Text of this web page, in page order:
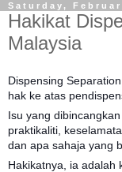
Saturday,
Hakikat
Malaysia
Dispensing
hak ke atas
Isu yang
praktikaliti,
dan apa sahaja yang
Hakikatnya, ia adalah